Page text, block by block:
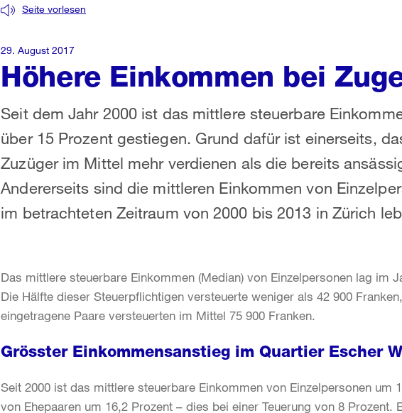
Höhere Einkommen bei
Seite vorlesen
Seit dem Jahr 2000 ist das mittlere steuerbare
über 15 Prozent gestiegen. Grund dafür ist einerseits,
Zuzüger im Mittel mehr verdienen als die bereits
Andererseits sind die mittleren Einkommen von
im betrachteten Zeitraum von 2000 bis 2013 in Zürich
29. August 2017
Das mittlere steuerbare Einkommen (Median) von Einzelpersonen lag im
Die Hälfte dieser Steuerpflichtigen versteuerte weniger als 42 900
eingetragene Paare versteuerten im Mittel 75 900 Franken.
Grösster Einkommensanstieg im Quartier Escher
Seit 2000 ist das mittlere steuerbare Einkommen von Einzelpersonen um
von Ehepaaren um 16,2 Prozent – dies bei einer Teuerung von 8